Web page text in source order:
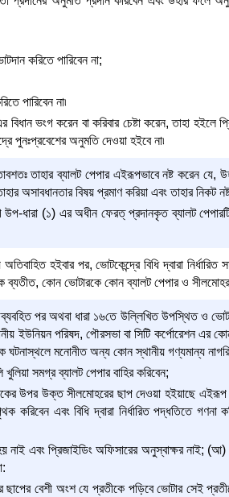
করিতে পারিবেন না;
পারিবেন না৷
ভংগ করেন বা করিবার চেষ্টা করেন, তাহা
পুনঃপ্রবেশের অনুমতি দেওয়া হইবে না৷
তাহার ব্যালট পেপার এইরূপভাবে নষ্ট করেন যে,
অসাবধানতার বিষয় প্রমাণ করিয়া এবং তাহার নিকট
ধারা (১) এর অধীন ফেরত্ প্রদানকৃত ব্যালট
হইবার পর, ভোটকেন্দ্রে বিধি দ্বারা
ব্যতীত, কোন ভোটারকে কোন ব্যালট পেপার ও
পর অথবা ধারা ১৬তে উল্লিখিত উপস্থিত ও
ইউনিয়ন পরিষদ, পৌরসভা বা সিটি কর্পোরেশন
ঘটনাস্থলে মনোনীত অন্য কোন স্থানীয় গণ্যমান্য
খুলিয়া সমগ্র ব্যালট পেপার বাহির করিবেন;
উপর উক্ত সীলমোহরের ছাপ দেওয়া হইয়াছে
করিবেন এবং বিধি দ্বারা নির্ধারিত পদ্ধতিতে
এবং প্রিজাইডিং অফিসারের অনুস্বাক্ষর নাই;
বেশী অংশ যে প্রতীকে পড়িবে ভোটার সেই